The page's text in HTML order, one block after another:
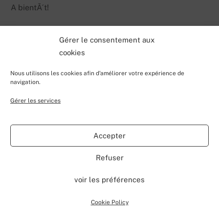
Gérer le consentement aux
cookies
Nous utilisons les cookies afin d'améliorer votre expérience de
navigation.
Gérer les services
Accepter
Refuser
voir les préférences
Cookie Policy
A bientÃ´t!
To
Top
Valentin Lecerf's Blog
Home Blog Contributions My Projects
Contact
Valentin Lecerf's Blog2026